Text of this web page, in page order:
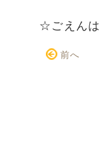
☆ごえん
前へ